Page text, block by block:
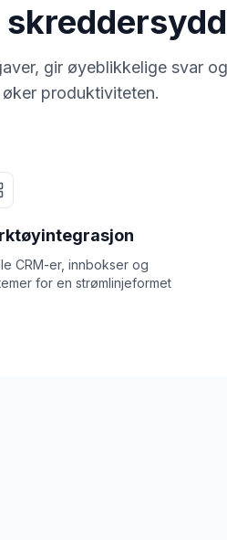
gir øyeblikkelige svar og
produktiviteten.
CRM-er, innbokser og
for en strømlinjeformet